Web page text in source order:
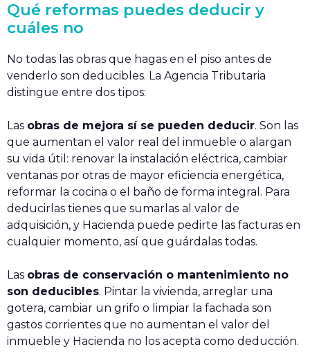
Qué reformas puedes deducir y
cuáles no
No todas las obras que hagas en el piso antes de
venderlo son deducibles. La Agencia Tributaria
distingue entre dos tipos:
Las obras de mejora sí se pueden deducir. Son las
que aumentan el valor real del inmueble o alargan
su vida útil: renovar la instalación eléctrica, cambiar
ventanas por otras de mayor eficiencia energética,
reformar la cocina o el baño de forma integral. Para
deducirlas tienes que sumarlas al valor de
adquisición, y Hacienda puede pedirte las facturas en
cualquier momento, así que guárdalas todas.
Las obras de conservación o mantenimiento no
son deducibles. Pintar la vivienda, arreglar una
gotera, cambiar un grifo o limpiar la fachada son
gastos corrientes que no aumentan el valor del
inmueble y Hacienda no los acepta como deducción.